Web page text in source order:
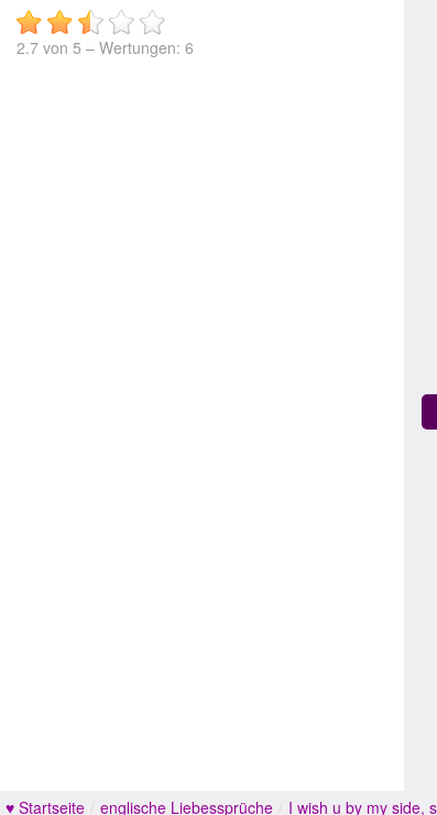
2.7 von 5 – Wertungen: 6
♥ Startseite / englische Liebessprüche / I wish u by my side,